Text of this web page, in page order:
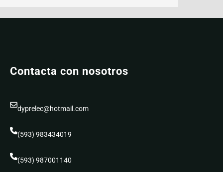
Contacta con nosotros
dyprelec@hotmail.com
(593) 983434019
(593) 987001140